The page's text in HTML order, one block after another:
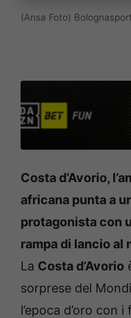
(Ansa Foto)
Costa d’Avorio,
africana punta a
protagonista con
rampa di lancio al
La Costa d’Avorio
sorprese del
l’epoca d’oro con